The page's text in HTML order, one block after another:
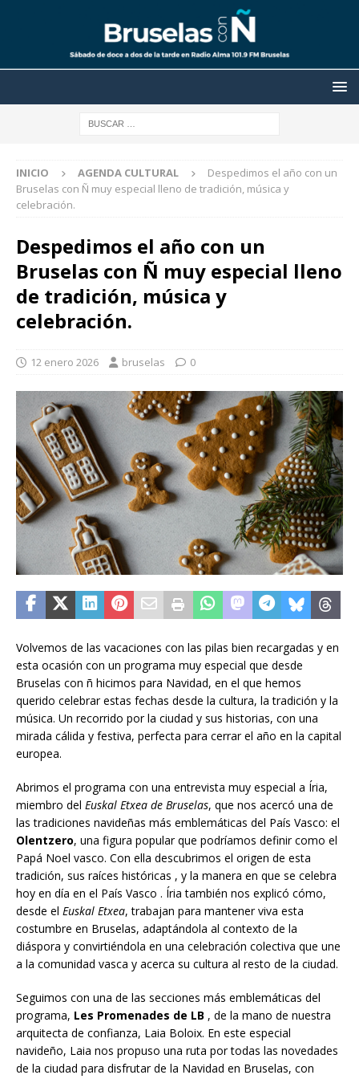
INICIO AGENDA CULTURAL
Despedimos el año con un
Bruselas con Ñ muy especial lleno de tradición, música y
celebración.
Despedimos el año con un
Bruselas con Ñ muy especial lleno
de tradición, música y
celebración.
12 enero 2026 bruselas 0
Volvemos de las vacaciones con las pilas bien recargadas y en
esta ocasión con un programa muy especial que desde
Bruselas con ñ hicimos para Navidad, en el que hemos
querido celebrar estas fechas desde la cultura, la tradición y la
música. Un recorrido por la ciudad y sus historias, con una
mirada cálida y festiva, perfecta para cerrar el año en la capital
europea.
Abrimos el programa con una entrevista muy especial a Íria,
miembro del Euskal Etxea de Bruselas, que nos acercó una de
las tradiciones navideñas más emblemáticas del País Vasco: el
Olentzero, una figura popular que podríamos definir como el
Papá Noel vasco. Con ella descubrimos el origen de esta
tradición, sus raíces históricas , y la manera en que se celebra
hoy en día en el País Vasco . Íria también nos explicó cómo,
desde el Euskal Etxea, trabajan para mantener viva esta
costumbre en Bruselas, adaptándola al contexto de la
diáspora y convirtiéndola en una celebración colectiva que une
a la comunidad vasca y acerca su cultura al resto de la ciudad.
Seguimos con una de las secciones más emblemáticas del
programa, Les Promenades de LB , de la mano de nuestra
arquitecta de confianza, Laia Boloix. En este especial
navideño, Laia nos propuso una ruta por todas las novedades
de la ciudad para disfrutar de la Navidad en Bruselas, con